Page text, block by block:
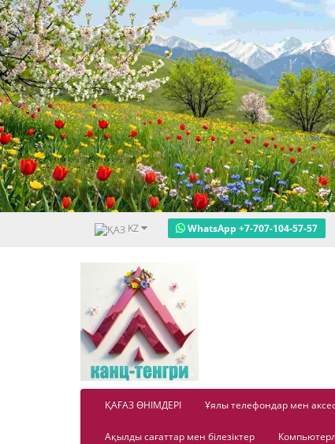
KZ WhatsApp +7-707-104-57-57
ҚАҒАЗ ӨНІМДЕРІ Ұялы телефондар мен
Ақылды сағаттар мен білезіктер